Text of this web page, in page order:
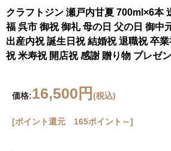
クラフトジン 瀬戸内甘夏 700ml×6本
福 呉市 御祝 御礼 母の日 父の日 御中
出産内祝 誕生日祝 結婚祝 退職祝 卒
祝 米寿祝 開店祝 感謝 贈り物 プレゼ
価格:16,500円 (税込)
[ポイント還元 165ポイント～]